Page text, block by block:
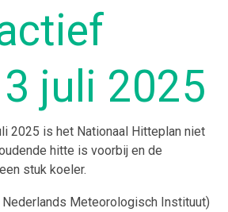
juli 2025
2025 is het Nationaal Hitteplan niet
hitte is voorbij en de
stuk koeler.
Meteorologisch Instituut)